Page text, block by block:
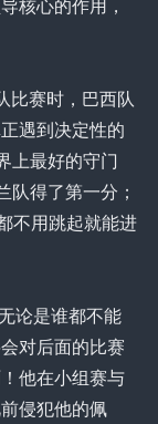
核心的作用，
赛时，巴西队
遇到决定性的
上最好的守门
队得了第一分；
不用跳起就能进
论是谁都不能
对后面的比赛
他在小组赛与
侵犯他的佩